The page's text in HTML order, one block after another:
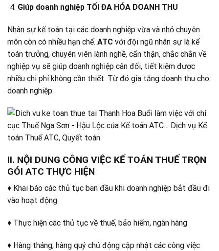
Giúp doanh nghiệp TỐI ĐA HÓA DOANH THU
Nhân sự kế toán tại các doanh nghiệp vừa và nhỏ chuyên
môn còn có nhiều hạn chế. ATC với đội ngũ nhân sự là kế
toán trưởng, chuyên viên lành nghề, cẩn thận, chắc chắn về
nghiệp vụ sẽ giúp doanh nghiệp cân đối, tiết kiệm được
nhiều chi phí không cần thiết. Từ đó gia tăng doanh thu cho
doanh nghiệp.
II. NỘI DUNG CÔNG VIỆC KẾ TOÁN THUẾ TRỌN
GÓI ATC THỰC HIỆN
♦ Khai báo các thủ tục ban đầu khi doanh nghiệp bắt đầu đi
vào hoạt động
♦ Thực hiện các thủ tục về thuế, bảo hiểm, ngân hàng
♦ Hàng tháng, hàng quý chủ động cập nhật các công việc